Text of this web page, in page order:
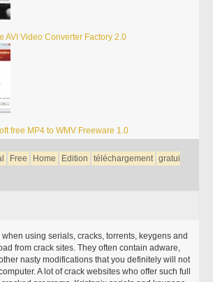
AVI Video Converter Factory 2.0
free MP4 to WMV Freeware 1.0
Free Home Edition téléchargement gratui
using serials, cracks, torrents, keygens and
from crack sites. They often contain adware,
nasty modifications that you definitely will not
A lot of crack websites who offer such full